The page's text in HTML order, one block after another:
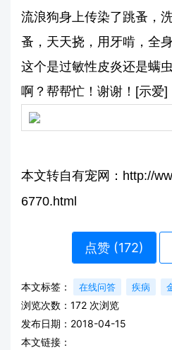
流浪狗身上传染了跳蚤，
蚤，天天挠，用牙啃，全
这个是过敏性皮炎还是螨
啊？帮帮忙！谢谢！[示爱]
本文转自有宠网：http://
6770.html
点赞 (172)
本文标签： 在线问答 疾病
浏览次数： 172 次浏览
发布日期：2018-04-15
本文链接：